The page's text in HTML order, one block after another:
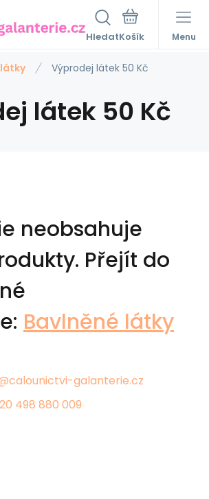
Hledat Menu
Výprodej látek 50 Kč
látek 50 Kč
neobsahuje
Přejít do
Bavlněné látky
galanterie.cz
498 880 009